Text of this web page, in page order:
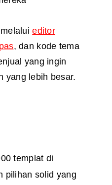
melaluieditor
, dan kode tema
yang ingin
yang lebih besar.
templat di
pilihan solid yang